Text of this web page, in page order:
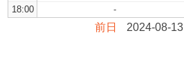
18:00
-
前日 2024-08-13